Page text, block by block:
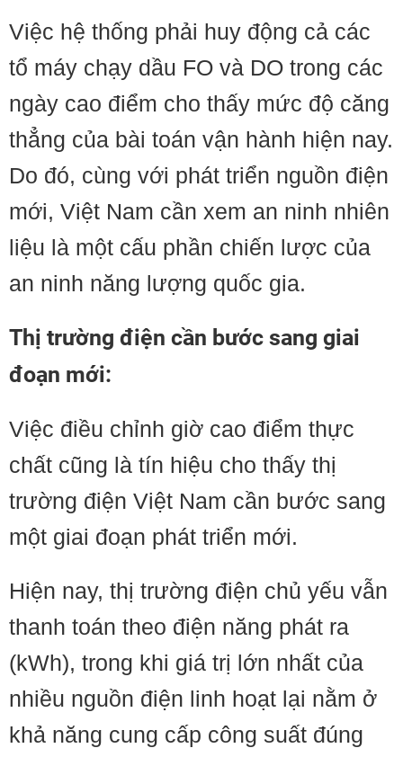
Việc hệ thống phải huy động cả các
tổ máy chạy dầu FO và DO trong các
ngày cao điểm cho thấy mức độ căng
thẳng của bài toán vận hành hiện nay.
Do đó, cùng với phát triển nguồn điện
mới, Việt Nam cần xem an ninh nhiên
liệu là một cấu phần chiến lược của
an ninh năng lượng quốc gia.
Thị trường điện cần bước sang giai
đoạn mới:
Việc điều chỉnh giờ cao điểm thực
chất cũng là tín hiệu cho thấy thị
trường điện Việt Nam cần bước sang
một giai đoạn phát triển mới.
Hiện nay, thị trường điện chủ yếu vẫn
thanh toán theo điện năng phát ra
(kWh), trong khi giá trị lớn nhất của
nhiều nguồn điện linh hoạt lại nằm ở
khả năng cung cấp công suất đúng